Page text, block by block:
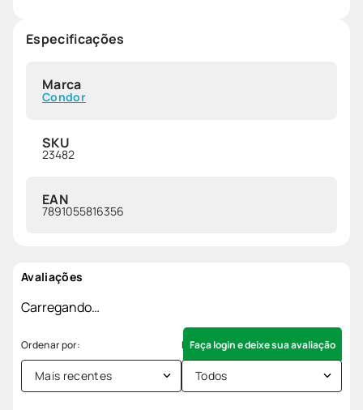
Especificações
Marca
Condor
SKU
23482
EAN
7891055816356
Avaliações
Carregando…
Faça login e deixe sua avaliação
Mais recentes Todos